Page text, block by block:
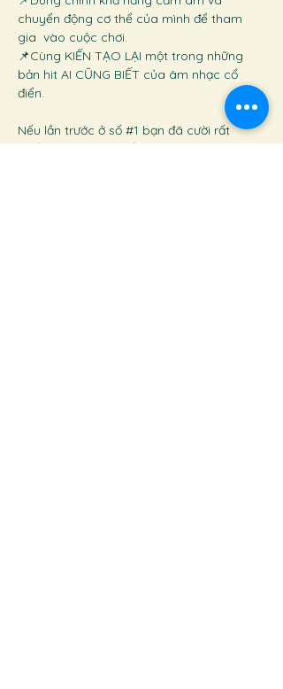
chuyển động cơ thể của mình để tham
gia  vào cuộc chơi.
📌Cùng KIẾN TẠO LẠI một trong những
bản hit AI CŨNG BIẾT của âm nhạc cổ
điển.
Nếu lần trước ở số #1 bạn đã cười rất
nhiều, hẹn gặp lại để cùng viết tiếp câu